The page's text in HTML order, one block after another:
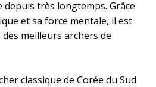
depuis très longtemps. Grâce
et sa force mentale, il est
meilleurs archers de
classique de Corée du Sud